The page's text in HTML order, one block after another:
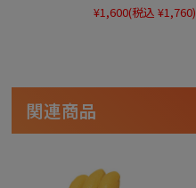
¥1,600(税込 ¥1,760)
関連商品